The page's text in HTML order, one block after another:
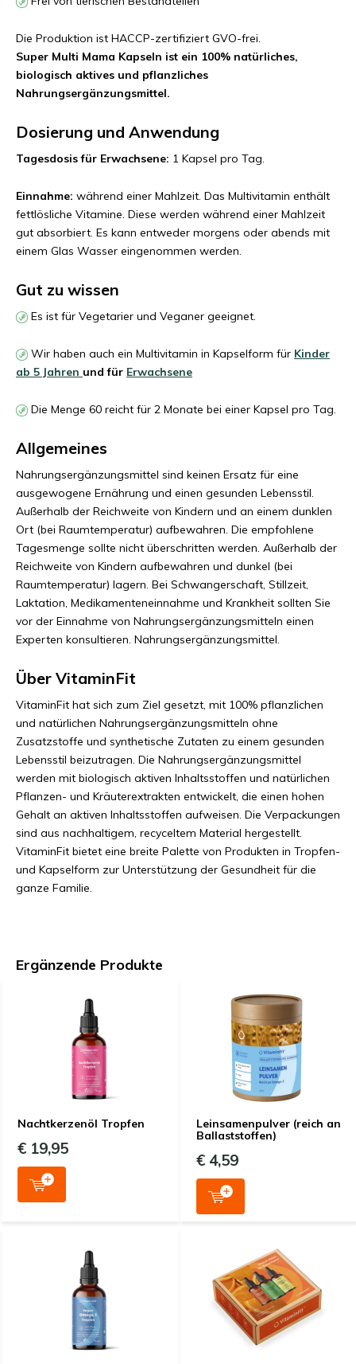
Die Produktion ist HACCP-zertifiziert GVO-frei.
Super Multi Mama Kapseln ist ein 100% natürliches,
biologisch aktives und pflanzliches
Nahrungsergänzungsmittel.
Dosierung und Anwendung
Tagesdosis für Erwachsene: 1 Kapsel pro Tag.
Einnahme: während einer Mahlzeit. Das Multivitamin enthält
fettlösliche Vitamine. Diese werden während einer Mahlzeit
gut absorbiert. Es kann entweder morgens oder abends mit
einem Glas Wasser eingenommen werden.
Gut zu wissen
Es ist für Vegetarier und Veganer geeignet.
Wir haben auch ein Multivitamin in Kapselform für Kinder
ab 5 Jahren und für Erwachsene
Die Menge 60 reicht für 2 Monate bei einer Kapsel pro Tag.
Allgemeines
Nahrungsergänzungsmittel sind keinen Ersatz für eine
ausgewogene Ernährung und einen gesunden Lebensstil.
Außerhalb der Reichweite von Kindern und an einem dunklen
Ort (bei Raumtemperatur) aufbewahren. Die empfohlene
Tagesmenge sollte nicht überschritten werden. Außerhalb der
Reichweite von Kindern aufbewahren und dunkel (bei
Raumtemperatur) lagern. Bei Schwangerschaft, Stillzeit,
Laktation, Medikamenteneinnahme und Krankheit sollten Sie
vor der Einnahme von Nahrungsergänzungsmitteln einen
Experten konsultieren. Nahrungsergänzungsmittel.
Über VitaminFit
VitaminFit hat sich zum Ziel gesetzt, mit 100% pflanzlichen
und natürlichen Nahrungsergänzungsmitteln ohne
Zusatzstoffe und synthetische Zutaten zu einem gesunden
Lebensstil beizutragen. Die Nahrungsergänzungsmittel
werden mit biologisch aktiven Inhaltsstoffen und natürlichen
Pflanzen- und Kräuterextrakten entwickelt, die einen hohen
Gehalt an aktiven Inhaltsstoffen aufweisen. Die Verpackungen
sind aus nachhaltigem, recyceltem Material hergestellt.
VitaminFit bietet eine breite Palette von Produkten in Tropfen-
und Kapselform zur Unterstützung der Gesundheit für die
ganze Familie.
Ergänzende Produkte
Nachtkerzenöl Tropfen
€ 19,95
Leinsamenpulver (reich an
Ballaststoffen)
€ 4,59